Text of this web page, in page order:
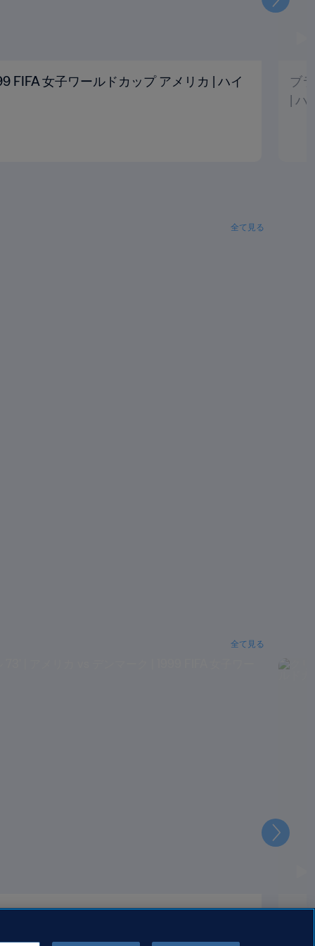
FIFA 女子ワールドカップ アメリカ | ハイ
ブ
| ハ
次
全て見る
全て見る
73' | アメリカ vs デンマーク | 1999 FIFA
ク
次